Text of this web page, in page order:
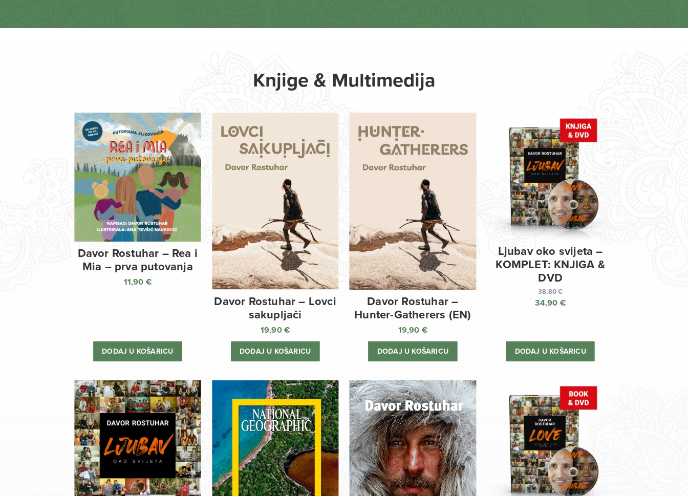
Knjige & Multimedija
Davor Rostuhar – Rea i
Mia – prva putovanja
11,90 €
DODAJ U KOŠARICU
Davor Rostuhar – Lovci
sakupljači
19,90€
DODAJ U KOŠARICU
Davor Rostuhar –
Hunter-Gatherers (EN)
19,90 €
DODAJ U KOŠARICU
Ljubav oko svijeta –
KOMPLET: KNJIGA &
DVD
38,80€
Izvorna
je:
38,80 €.
34,90 €
je:
34,90 €.
DODAJ U KOŠARICU